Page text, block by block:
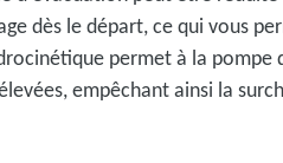
dès le départ, ce qui vous
permet à la pompe
empêchant ainsi la